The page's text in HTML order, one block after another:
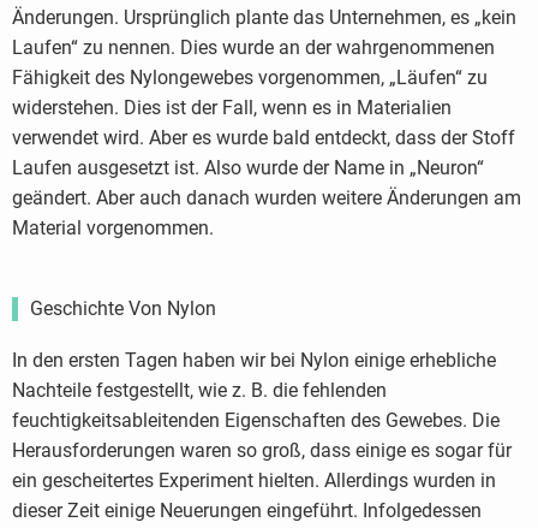
Änderungen. Ursprünglich plante das Unternehmen, es „kein
Laufen“ zu nennen. Dies wurde an der wahrgenommenen
Fähigkeit des Nylongewebes vorgenommen, „Läufen“ zu
widerstehen. Dies ist der Fall, wenn es in Materialien
verwendet wird. Aber es wurde bald entdeckt, dass der Stoff
Laufen ausgesetzt ist. Also wurde der Name in „Neuron“
geändert. Aber auch danach wurden weitere Änderungen am
Material vorgenommen.
Geschichte Von Nylon
In den ersten Tagen haben wir bei Nylon einige erhebliche
Nachteile festgestellt, wie z. B. die fehlenden
feuchtigkeitsableitenden Eigenschaften des Gewebes. Die
Herausforderungen waren so groß, dass einige es sogar für
ein gescheitertes Experiment hielten. Allerdings wurden in
dieser Zeit einige Neuerungen eingeführt. Infolgedessen